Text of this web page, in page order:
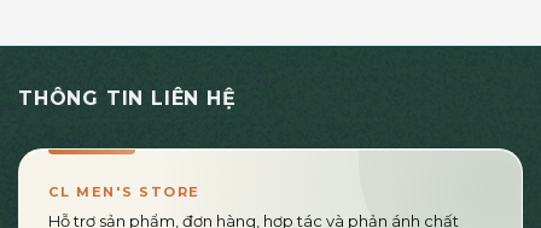
THÔNG TIN LIÊN HỆ
CL MEN'S STORE
Hỗ trợ sản phẩm, đơn hàng, hợp tác và phản ánh chất